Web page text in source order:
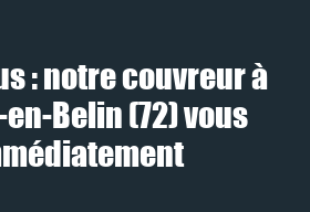
: notre couvreur à
Belin (72) vous